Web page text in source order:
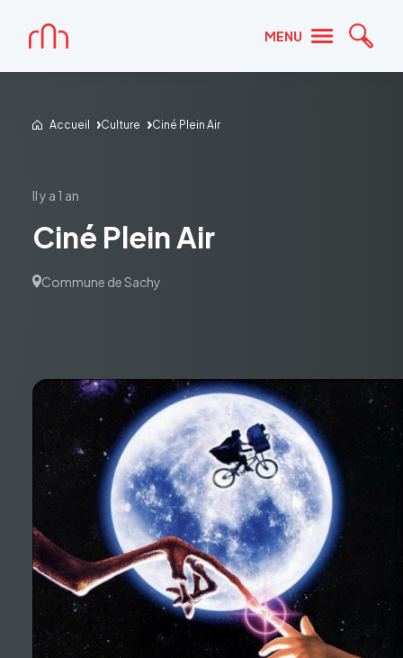
MENU
Accueil
Accueil Culture Ciné Plein Air
Ciné Plein Air
il y a 1 an
Commune de Sachy